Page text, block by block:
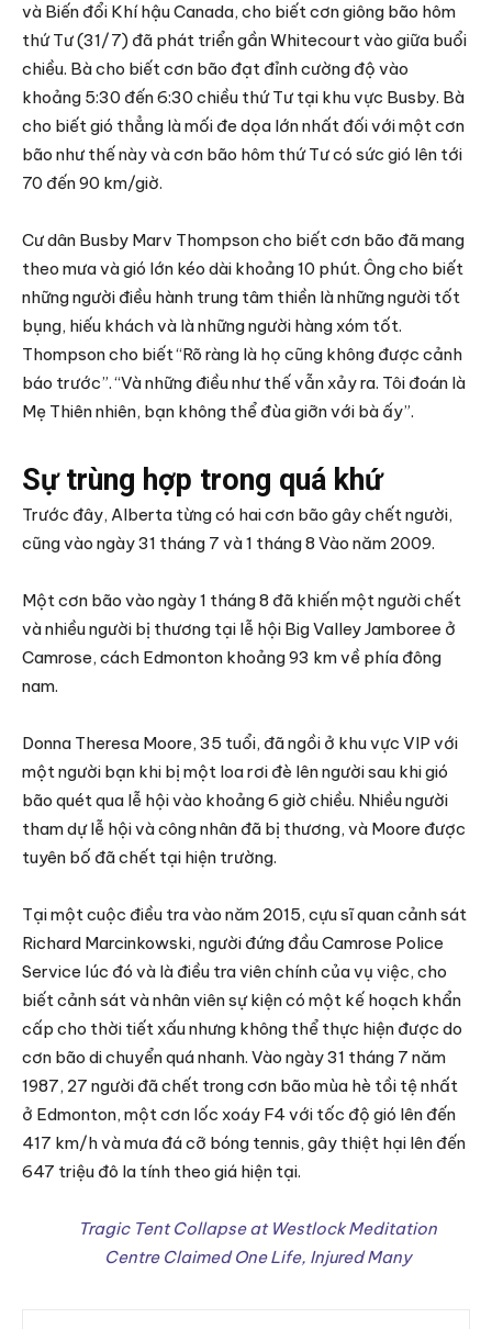
và Biến đổi Khí hậu Canada, cho biết cơn giông bão hôm
thứ Tư (31/7) đã phát triển gần Whitecourt vào giữa buổi
chiều. Bà cho biết cơn bão đạt đỉnh cường độ vào
khoảng 5:30 đến 6:30 chiều thứ Tư tại khu vực Busby. Bà
cho biết gió thẳng là mối đe dọa lớn nhất đối với một cơn
bão như thế này và cơn bão hôm thứ Tư có sức gió lên tới
70 đến 90 km/giờ.
Cư dân Busby Marv Thompson cho biết cơn bão đã mang
theo mưa và gió lớn kéo dài khoảng 10 phút. Ông cho biết
những người điều hành trung tâm thiền là những người tốt
bụng, hiếu khách và là những người hàng xóm tốt.
Thompson cho biết “Rõ ràng là họ cũng không được cảnh
báo trước”. “Và những điều như thế vẫn xảy ra. Tôi đoán là
Mẹ Thiên nhiên, bạn không thể đùa giỡn với bà ấy”.
Sự trùng hợp trong quá khứ
Trước đây, Alberta từng có hai cơn bão gây chết người,
cũng vào ngày 31 tháng 7 và 1 tháng 8 Vào năm 2009.
Một cơn bão vào ngày 1 tháng 8 đã khiến một người chết
và nhiều người bị thương tại lễ hội Big Valley Jamboree ở
Camrose, cách Edmonton khoảng 93 km về phía đông
nam.
Donna Theresa Moore, 35 tuổi, đã ngồi ở khu vực VIP với
một người bạn khi bị một loa rơi đè lên người sau khi gió
bão quét qua lễ hội vào khoảng 6 giờ chiều. Nhiều người
tham dự lễ hội và công nhân đã bị thương, và Moore được
tuyên bố đã chết tại hiện trường.
Tại một cuộc điều tra vào năm 2015, cựu sĩ quan cảnh sát
Richard Marcinkowski, người đứng đầu Camrose Police
Service lúc đó và là điều tra viên chính của vụ việc, cho
biết cảnh sát và nhân viên sự kiện có một kế hoạch khẩn
cấp cho thời tiết xấu nhưng không thể thực hiện được do
cơn bão di chuyển quá nhanh. Vào ngày 31 tháng 7 năm
1987, 27 người đã chết trong cơn bão mùa hè tồi tệ nhất
ở Edmonton, một cơn lốc xoáy F4 với tốc độ gió lên đến
417 km/h và mưa đá cỡ bóng tennis, gây thiệt hại lên đến
647 triệu đô la tính theo giá hiện tại.
Tragic Tent Collapse at Westlock Meditation
Centre Claimed One Life, Injured Many